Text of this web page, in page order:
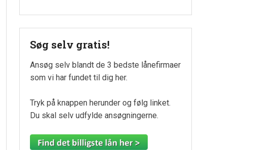
Søg selv gratis!
Ansøg selv blandt de 3 bedste lånefirmaer
som vi har fundet til dig her.
Tryk på knappen herunder og følg linket.
Du skal selv udfylde ansøgningerne.